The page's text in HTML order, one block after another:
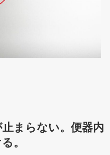
まらない。便器内
。